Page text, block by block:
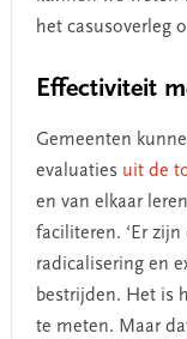
het casusoverleg
Effectiviteit
Gemeenten
evaluaties uit de
en van elkaar
faciliteren. ‘Er
radicalisering en
bestrijden. Het is
te meten. Maar